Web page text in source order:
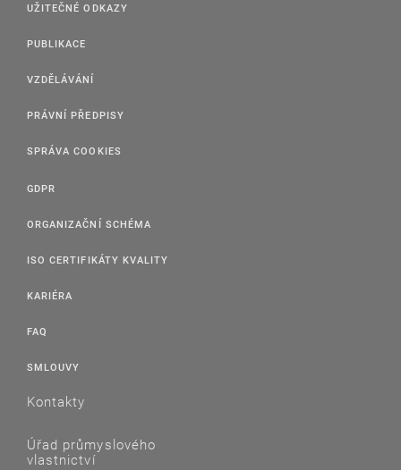
UŽITEČNÉ ODKAZY
PUBLIKACE
VZDĚLÁVÁNÍ
PRÁVNÍ PŘEDPISY
SPRÁVA COOKIES
GDPR
ORGANIZAČNÍ SCHÉMA
ISO CERTIFIKÁTY KVALITY
KARIÉRA
FAQ
SMLOUVY
Kontakty
Úřad průmyslového
vlastnictví